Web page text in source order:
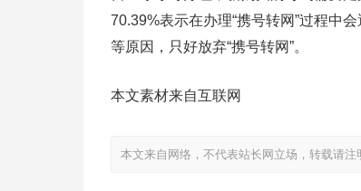
70.39%表示在办理“携号转网”过程中
等原因，只好放弃“携号转网”。
本文素材来自互联网
本文来自网络，不代表站长网立场，转载请注